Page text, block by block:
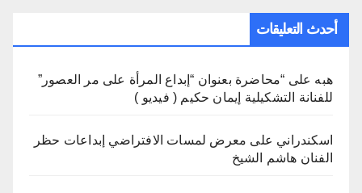
أحدث التعليقات
هبه على “محاضرة بعنوان “إبداع المرأة على مر العصور”
للفنانة التشكيلية إيمان حكيم ( فيديو )
اسكندراني على معرض لمسات الافتراضي إبداعات حظر
الفنان هاشم الشيخ